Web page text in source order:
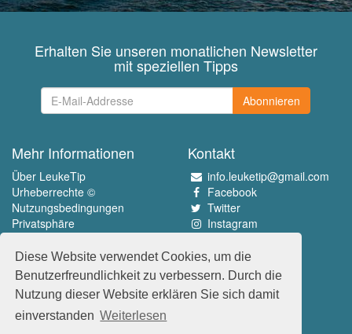
Diese Website verwendet Cookies, um die
Benutzerfreundlichkeit zu verbessern. Durch die
Nutzung dieser Website erklären Sie sich damit
einverstanden Weiterlesen
Erhalten Sie unseren monatlichen Newsletter
mit speziellen Tipps
Abonnieren
Mehr Informationen
Über LeukeTip
Urheberrechte ©
Nutzungsbedingungen
Privatsphäre
Kontakt
info.leuketip@gmail.com
Facebook
Twitter
Instagram
Erleben Sie das Beste
www.leuketip.nl
www.leuketip.com
www.leuketip.de